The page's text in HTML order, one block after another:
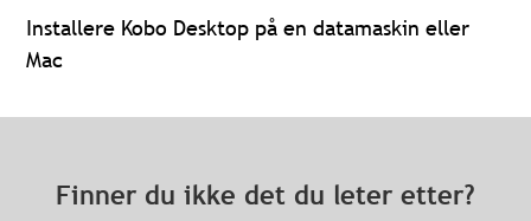
Installere Kobo Desktop på en datamaskin eller
Mac
Finner du ikke det du leter etter?